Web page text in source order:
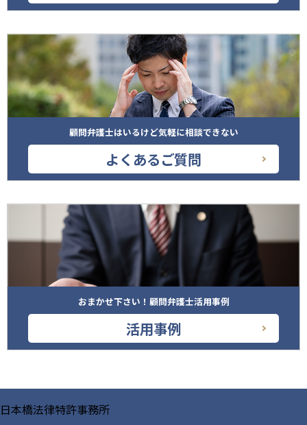
顧問弁護士はいるけど気軽に相談できない
よくあるご質問
おまかせ下さい！顧問弁護士活用事例
活用事例
日本橋法律特許事務所